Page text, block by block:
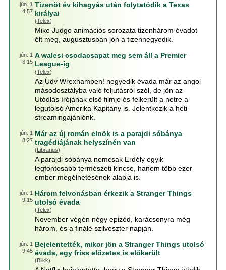
jún. 1
4:57
Tizenöt év kihagyás után folytatódik a Texas
királyai
(Telex)
Mike Judge animációs sorozata tizenhárom évadot
élt meg, augusztusban jön a tizennegyedik.
jún. 1
8:15
A walesi csodacsapat meg sem áll a Premier
League-ig
(Telex)
Az Üdv Wrexhamben! negyedik évada már az angol
másodosztályba való feljutásról szól, de jön az
Utódlás írójának első filmje és felkerült a netre a
legutolsó Amerika Kapitány is. Jelentkezik a heti
streamingajánlónk.
jún. 1
8:27
Már az új román elnök is a parajdi sóbánya
tragédiájának helyszínén van
(Librarius)
A parajdi sóbánya nemcsak Erdély egyik
legfontosabb természeti kincse, hanem több ezer
ember megélhetésének alapja is.
jún. 1
9:15
Három felvonásban érkezik a Stranger Things
utolsó évada
(Telex)
November végén négy epizód, karácsonyra még
három, és a finálé szilveszter napján.
jún. 1
9:45
Bejelentették, mikor jön a Stranger Things utolsó
évada, egy friss előzetes is előkerült
(Blikk)